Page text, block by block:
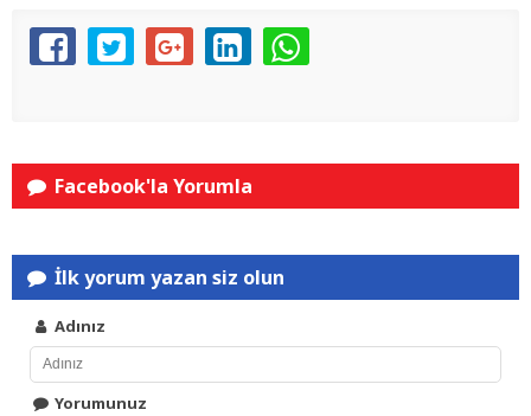
Facebook'la Yorumla
İlk yorum yazan siz olun
Adınız
Yorumunuz